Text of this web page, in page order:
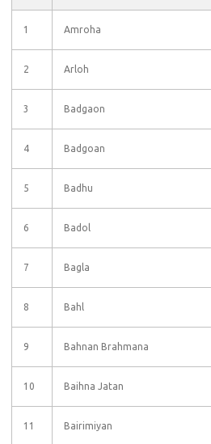
1 Amroha
2 Arloh
3 Badgaon
4 Badgoan
5 Badhu
6 Badol
7 Bagla
8 Bahl
9 Bahnan Brahmana
10 Baihna Jatan
11 Bairimiyan